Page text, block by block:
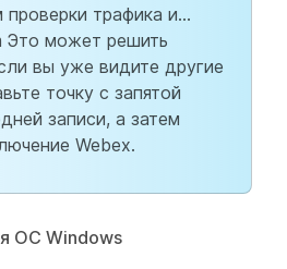
проверки трафика и...
Это может решить
вы уже видите другие
точку с запятой
записи, а затем
Webex.
ОС Windows